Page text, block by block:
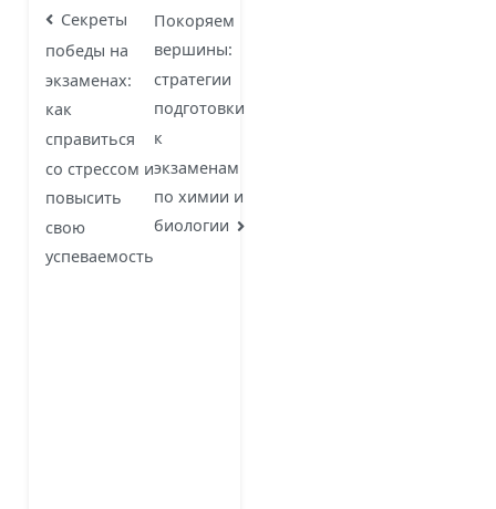
Навигация
по
записям
Секреты
победы на
экзаменах:
как
справиться
со стрессом и
повысить
свою
успеваемость
Покоряем
вершины:
стратегии
подготовки
к
экзаменам
по химии и
биологии